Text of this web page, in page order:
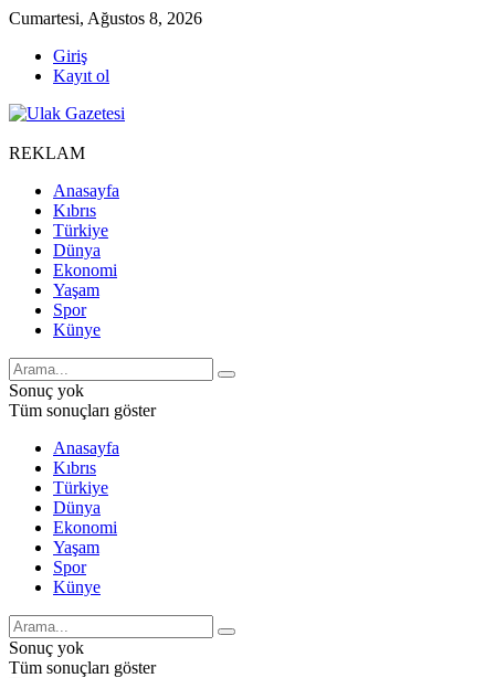
Cumartesi, Ağustos 8, 2026
Giriş
Kayıt ol
REKLAM
Anasayfa
Kıbrıs
Türkiye
Dünya
Ekonomi
Yaşam
Spor
Künye
Sonuç yok
Tüm sonuçları göster
Anasayfa
Kıbrıs
Türkiye
Dünya
Ekonomi
Yaşam
Spor
Künye
Sonuç yok
Tüm sonuçları göster